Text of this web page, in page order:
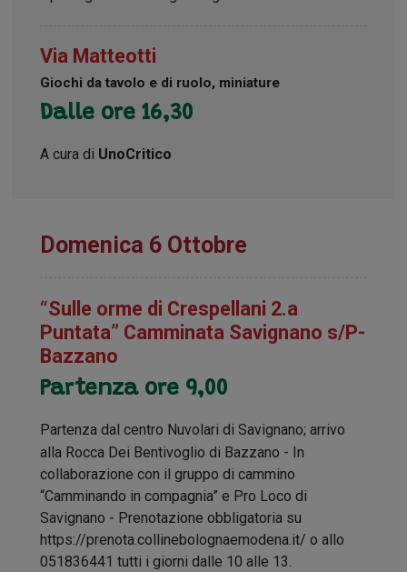
Via Matteotti
Giochi da tavolo e di ruolo, miniature
Dalle ore 16,30
A cura di UnoCritico
Domenica 6 Ottobre
“Sulle orme di Crespellani 2.a
Puntata” Camminata Savignano s/P-
Bazzano
Partenza ore 9,00
Partenza dal centro Nuvolari di Savignano; arrivo
alla Rocca Dei Bentivoglio di Bazzano - In
collaborazione con il gruppo di cammino
“Camminando in compagnia” e Pro Loco di
Savignano - Prenotazione obbligatoria su
https://prenota.collinebolognaemodena.it/ o allo
051836441 tutti i giorni dalle 10 alle 13.